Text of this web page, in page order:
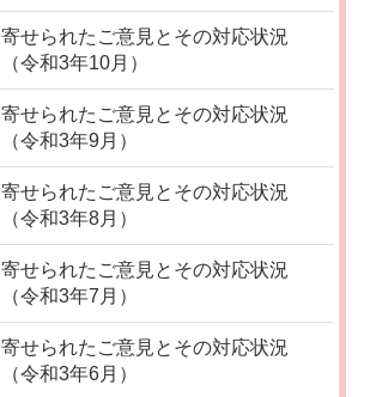
寄せられたご意見とその対応状況
（令和3年10月）
寄せられたご意見とその対応状況
（令和3年9月）
寄せられたご意見とその対応状況
（令和3年8月）
寄せられたご意見とその対応状況
（令和3年7月）
寄せられたご意見とその対応状況
（令和3年6月）